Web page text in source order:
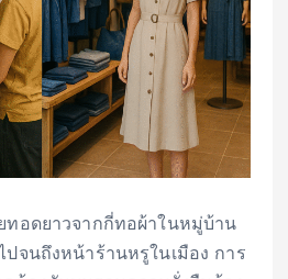
ทอดยาวจากกี่ทอผ้าในหมู่บ้าน
ปจนถึงหน้าร้านหรูในเมือง การ